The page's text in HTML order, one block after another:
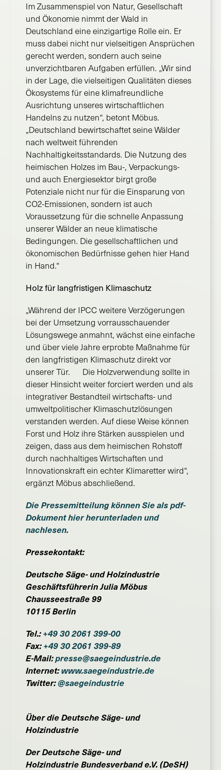
Im Zusammenspiel von Natur, Gesellschaft
und Ökonomie nimmt der Wald in
Deutschland eine einzigartige Rolle ein. Er
muss dabei nicht nur vielseitigen Ansprüchen
gerecht werden, sondern auch seine
unverzichtbaren Aufgaben erfüllen. „Wir sind
in der Lage, die vielseitigen Qualitäten dieses
Ökosystems für eine klimafreundliche
Ausrichtung unseres wirtschaftlichen
Handelns zu nutzen“, betont Möbus.
„Deutschland bewirtschaftet seine Wälder
nach weltweit führenden
Nachhaltigkeitsstandards. Die Nutzung des
heimischen Holzes im Bau-, Verpackungs-
und auch Energiesektor birgt große
Potenziale nicht nur für die Einsparung von
CO2-Emissionen, sondern ist auch
Voraussetzung für die schnelle Anpassung
unserer Wälder an neue klimatische
Bedingungen. Die gesellschaftlichen und
ökonomischen Bedürfnisse gehen hier Hand
in Hand.“
Holz für langfristigen Klimaschutz
„Während der IPCC weitere Verzögerungen
bei der Umsetzung vorrausschauender
Lösungswege anmahnt, wächst eine einfache
und über viele Jahre erprobte Maßnahme für
den langfristigen Klimaschutz direkt vor
unserer Tür. Die Holzverwendung sollte in
dieser Hinsicht weiter forciert werden und als
integrativer Bestandteil wirtschafts- und
umweltpolitischer Klimaschutzlösungen
verstanden werden. Auf diese Weise können
Forst und Holz ihre Stärken ausspielen und
zeigen, dass aus dem heimischen Rohstoff
durch nachhaltiges Wirtschaften und
Innovationskraft ein echter Klimaretter wird“,
ergänzt Möbus abschließend.
Die Pressemitteilung können Sie als pdf-
Dokument hier herunterladen und
nachlesen.
Pressekontakt:
Deutsche Säge- und Holzindustrie
Geschäftsführerin Julia Möbus
Chausseestraße 99
10115 Berlin
Tel.:+49 30 2061 399-00
Fax:+49 30 2061 399-89
E-Mail:presse@saegeindustrie.de
Internet:www.saegeindustrie.de
Twitter:@saegeindustrie
Über die Deutsche Säge- und
Holzindustrie
DerDeutsche Säge- und
Holzindustrie Bundesverband e.V. (DeSH)